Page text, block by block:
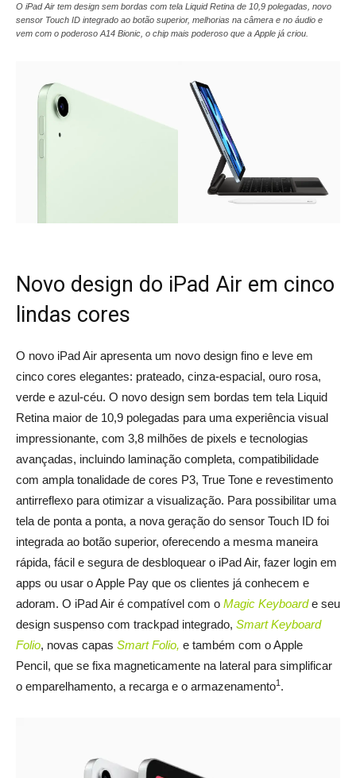
O iPad Air tem design sem bordas com tela Liquid Retina de 10,9 polegadas, novo
sensor Touch ID integrado ao botão superior, melhorias na câmera e no áudio e
vem com o poderoso A14 Bionic, o chip mais poderoso que a Apple já criou.
Novo design do iPad Air em cinco
lindas cores
O novo iPad Air apresenta um novo design fino e leve em
cinco cores elegantes: prateado, cinza-espacial, ouro rosa,
verde e azul-céu. O novo design sem bordas tem tela Liquid
Retina maior de 10,9 polegadas para uma experiência visual
impressionante, com 3,8 milhões de pixels e tecnologias
avançadas, incluindo laminação completa, compatibilidade
com ampla tonalidade de cores P3, True Tone e revestimento
antirreflexo para otimizar a visualização. Para possibilitar uma
tela de ponta a ponta, a nova geração do sensor Touch ID foi
integrada ao botão superior, oferecendo a mesma maneira
rápida, fácil e segura de desbloquear o iPad Air, fazer login em
apps ou usar o Apple Pay que os clientes já conhecem e
adoram. O iPad Air é compatível com o Magic Keyboarde seu
design suspenso com trackpad integrado, Smart Keyboard
Folio, novas capas Smart Folio, e também com o Apple
Pencil, que se fixa magneticamente na lateral para simplificar
o emparelhamento, a recarga e o armazenamento1 .